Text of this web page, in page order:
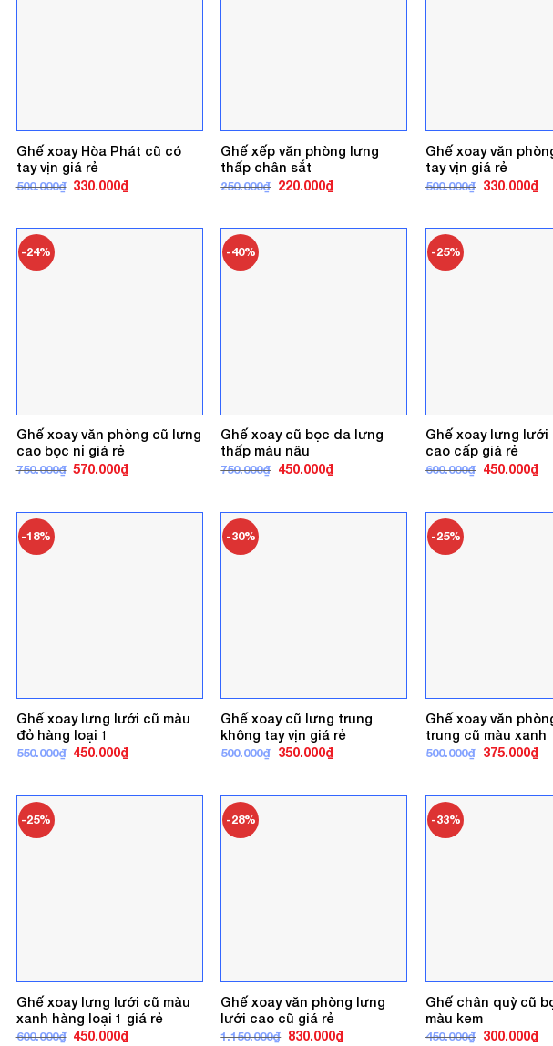
Ghế xoay Hòa Phát cũ có
tay vịn giá rẻ
500.000₫ Giá
330.000₫Giá
Ghế xếp văn phòng lưng
thấp chân sắt
250.000₫ Giá
220.000₫Giá
Ghế xoay văn
tay vịn giá rẻ
500.000₫ Giá
330.000₫Giá
-24%
Ghế xoay văn phòng cũ lưng
cao bọc nỉ giá rẻ
750.000₫ Giá
570.000₫Giá
-40%
Ghế xoay cũ bọc da lưng
thấp màu nâu
750.000₫ Giá
450.000₫Giá
-25%
Ghế xoay lưng lưới
cao cấp giá rẻ
600.000₫ Giá
450.000₫Giá
-18%
Ghế xoay lưng lưới cũ màu
đỏ hàng loại 1
550.000₫ Giá
450.000₫Giá
-30%
Ghế xoay cũ lưng trung
không tay vịn giá rẻ
500.000₫ Giá
350.000₫Giá
-25%
Ghế xoay văn
trung cũ màu xanh
500.000₫ Giá
375.000₫Giá
-25%
Ghế xoay lưng lưới cũ màu
xanh hàng loại 1 giá rẻ
600.000₫ Giá
450.000₫Giá
-28%
Ghế xoay văn phòng lưng
lưới cao cũ giá rẻ
1.150.000₫ Giá
830.000₫Giá
-33%
Ghế chân quỳ cũ
màu kem
450.000₫ Giá
300.000₫Giá